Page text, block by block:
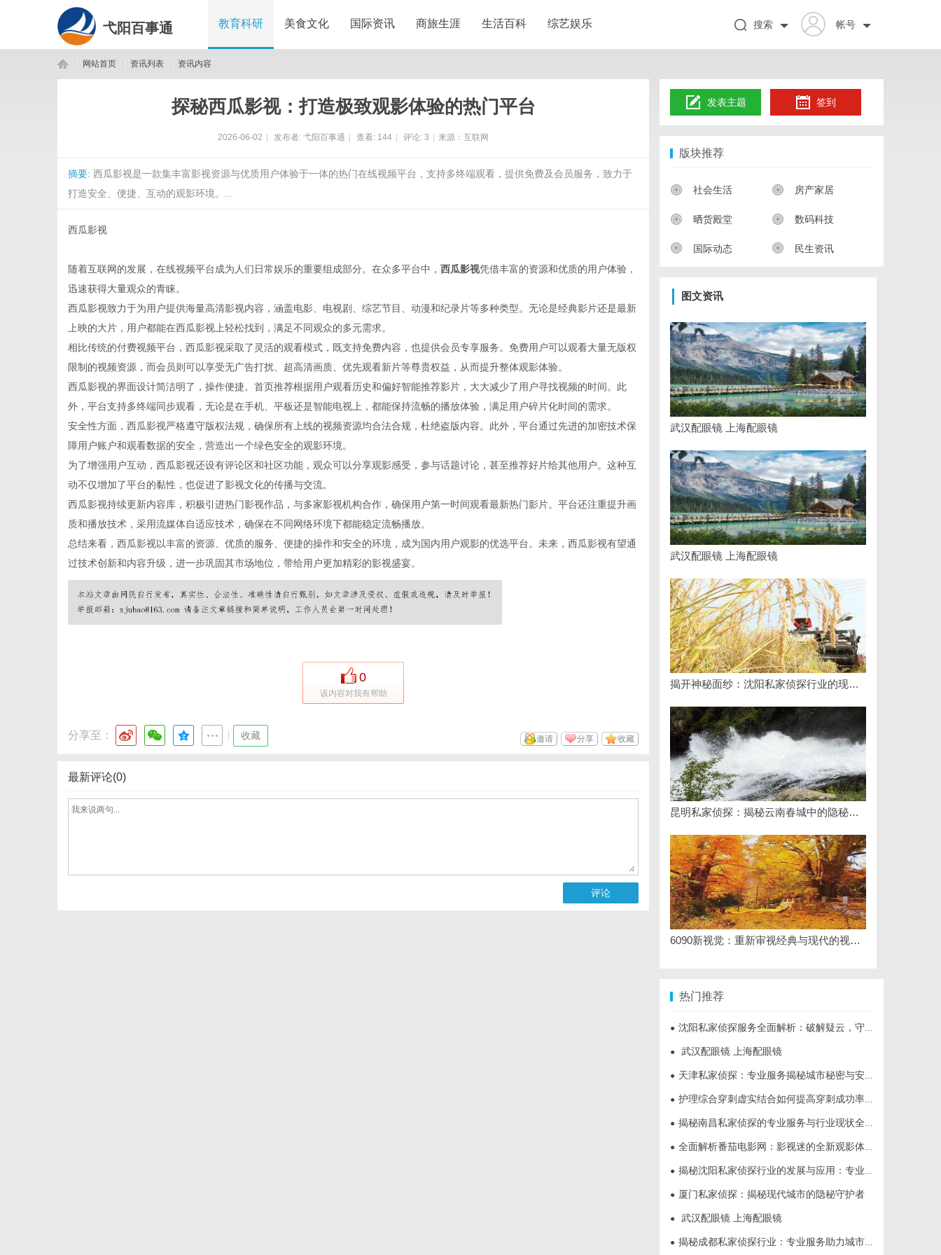
弋阳百事通 教育科研 美食文化 国际资讯 商旅生涯 生活百科 综艺娱乐 帐号
搜索
网站首页 资讯列表 资讯内容
探秘西瓜影视：打造极致观影体验的热门平台
2026-06-02 发布者: 弋阳百事通 查看: 144 评论: 3 来源：互联网
摘要: 西瓜影视是一款集丰富影视资源与优质用户体验于一体的热门在线视频平台，支持多终端观看，提供免费及会员服务，致力于
打造安全、便捷、互动的观影环境。...
西瓜影视
随着互联网的发展，在线视频平台成为人们日常娱乐的重要组成部分。在众多平台中， 西瓜影视凭借丰富的资源和优质的用户体验，
迅速获得大量观众的青睐。
西瓜影视致力于为用户提供海量高清影视内容，涵盖电影、电视剧、综艺节目、动漫和纪录片等多种类型。无论是经典影片还是最新
上映的大片，用户都能在西瓜影视上轻松找到，满足不同观众的多元需求。
相比传统的付费视频平台，西瓜影视采取了灵活的观看模式，既支持免费内容，也提供会员专享服务。免费用户可以观看大量无版权
限制的视频资源，而会员则可以享受无广告打扰、超高清画质、优先观看新片等尊贵权益，从而提升整体观影体验。
西瓜影视的界面设计简洁明了，操作便捷。首页推荐根据用户观看历史和偏好智能推荐影片，大大减少了用户寻找视频的时间。此
外，平台支持多终端同步观看，无论是在手机、平板还是智能电视上，都能保持流畅的播放体验，满足用户碎片化时间的需求。
安全性方面，西瓜影视严格遵守版权法规，确保所有上线的视频资源均合法合规，杜绝盗版内容。此外，平台通过先进的加密技术保
障用户账户和观看数据的安全，营造出一个绿色安全的观影环境。
为了增强用户互动，西瓜影视还设有评论区和社区功能，观众可以分享观影感受，参与话题讨论，甚至推荐好片给其他用户。这种互
动不仅增加了平台的黏性，也促进了影视文化的传播与交流。
西瓜影视持续更新内容库，积极引进热门影视作品，与多家影视机构合作，确保用户第一时间观看最新热门影片。平台还注重提升画
质和播放技术，采用流媒体自适应技术，确保在不同网络环境下都能稳定流畅播放。
总结来看，西瓜影视以丰富的资源、优质的服务、便捷的操作和安全的环境，成为国内用户观影的优选平台。未来，西瓜影视有望通
过技术创新和内容升级，进一步巩固其市场地位，带给用户更加精彩的影视盛宴。
0
该内容对我有帮助
分享至： 收藏 收藏
分享
邀请
最新评论(0)
评论
发表主题 签到
版块推荐
社会生活 房产家居
晒货殿堂 数码科技
国际动态 民生资讯
图文资讯
武汉配眼镜 上海配眼镜
武汉配眼镜 上海配眼镜
揭开神秘面纱：沈阳私家侦探行业的现状与发展
昆明私家侦探：揭秘云南春城中的隐秘调查力量
6090新视觉：重新审视经典与现代的视觉盛宴
热门推荐
● 沈阳私家侦探服务全面解析：破解疑云，守护真相的专家助力
● 武汉配眼镜 上海配眼镜
● 天津私家侦探：专业服务揭秘城市秘密与安心守护
● 护理综合穿刺虚实结合如何提高穿刺成功率？立方幻境给出答案
● 揭秘南昌私家侦探的专业服务与行业现状全面解析
● 全面解析番茄电影网：影视迷的全新观影体验平台
● 揭秘沈阳私家侦探行业的发展与应用：专业侦探服务的全方位解析
● 厦门私家侦探：揭秘现代城市的隐秘守护者
● 武汉配眼镜 上海配眼镜
● 揭秘成都私家侦探行业：专业服务助力城市安宁